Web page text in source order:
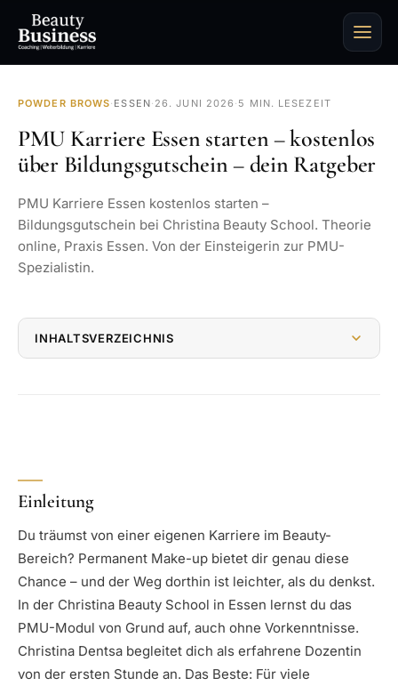
POWDER BROWS· ESSEN· 26. JUNI 2026 · 5 MIN. LESEZEIT
PMU Karriere Essen starten – kostenlos
über Bildungsgutschein – dein Ratgeber
PMU Karriere Essen kostenlos starten –
Bildungsgutschein bei Christina Beauty School. Theorie
online, Praxis Essen. Von der Einsteigerin zur PMU-
Spezialistin.
INHALTSVERZEICHNIS
Einleitung
Du träumst von einer eigenen Karriere im Beauty-
Bereich? Permanent Make-up bietet dir genau diese
Chance – und der Weg dorthin ist leichter, als du denkst.
In der Christina Beauty School in Essen lernst du das
PMU-Modul von Grund auf, auch ohne Vorkenntnisse.
Christina Dentsa begleitet dich als erfahrene Dozentin
von der ersten Stunde an. Das Beste: Für viele